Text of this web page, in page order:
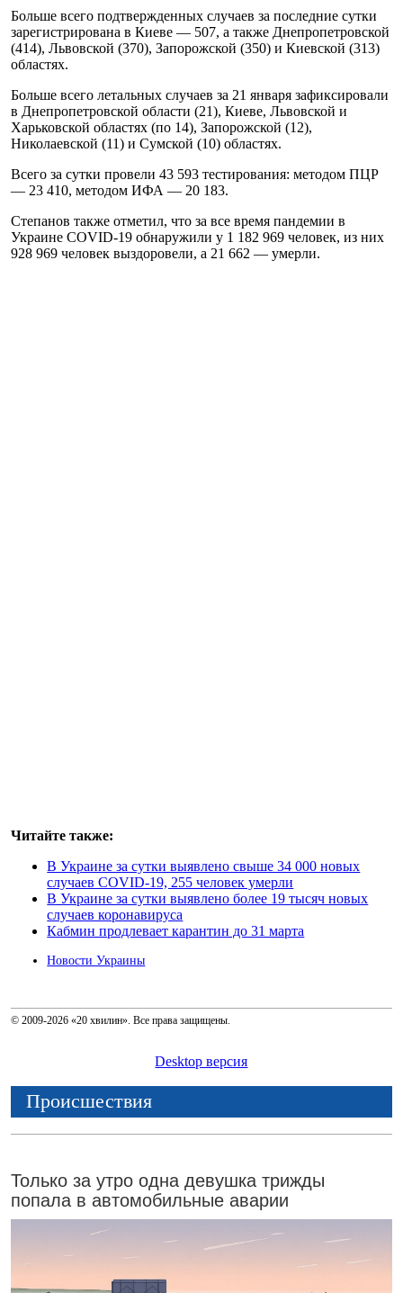
Больше всего подтвержденных случаев за последние сутки
зарегистрирована в Киеве — 507, а также Днепропетровской
(414), Львовской (370), Запорожской (350) и Киевской (313)
областях.
Больше всего летальных случаев за 21 января зафиксировали
в Днепропетровской области (21), Киеве, Львовской и
Харьковской областях (по 14), Запорожской (12),
Николаевской (11) и Сумской (10) областях.
Всего за сутки провели 43 593 тестирования: методом ПЦР
— 23 410, методом ИФА — 20 183.
Степанов также отметил, что за все время пандемии в
Украине COVID-19 обнаружили у 1 182 969 человек, из них
928 969 человек выздоровели, а 21 662 — умерли.
Читайте также:
В Украине за сутки выявлено свыше 34 000 новых
случаев COVID-19, 255 человек умерли
В Украине за сутки выявлено более 19 тысяч новых
случаев коронавируса
Кабмин продлевает карантин до 31 марта
Новости Украины
© 2009-2026 «20 хвилин». Все права защищены.
Desktop версия
Происшествия
Только за утро одна девушка трижды
попала в автомобильные аварии